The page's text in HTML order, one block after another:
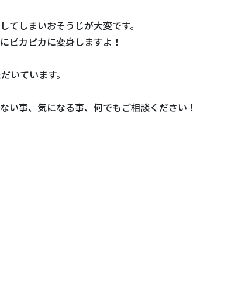
しまいおそうじが大変です。
ピカピカに変身しますよ！
いています。
い事、気になる事、何でもご相談ください！